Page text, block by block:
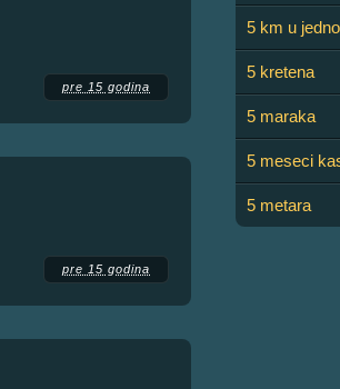
pre 15 godina
pre 15 godina
5 km u
5 kretena
5 maraka
5 meseci
5 metara